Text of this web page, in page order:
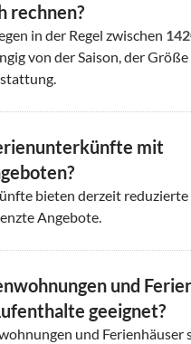
rechnen?
in der Regel zwischen 142
von der Saison, der
mit
bieten derzeit reduzierte
Angebote.
und
geeignet?
und Ferienhäuser